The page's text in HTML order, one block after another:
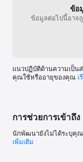
ตั้งแต่ผู้ประกอบการเดี่ย
สายตัดต่อรูปภาพ — แชร์
ไปด้วย Picsart Spaces
Picsart Pro: เครื่องมือ
และพื้นที่จัดเก็บมากขึ้น
base
ข้อ
ข้อมูลต่อไปนี้อาจถู
แนวปฏิบัติด้านความเป็น
คุณใช้หรืออายุของคุณ เ
การช่วยการเข้าถึง
นักพัฒนายังไม่ได้ระบุคุณ
เพิ่มเติม